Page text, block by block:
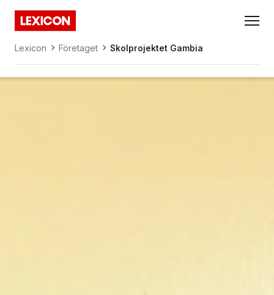
Gå direkt till huvudinnehållet
Lexicon
Lexicon Företaget Skolprojektet Gambia